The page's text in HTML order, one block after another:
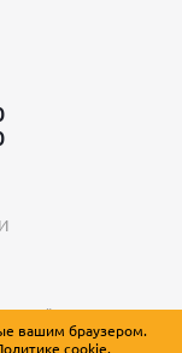
характер и не
Статьи 437
вашим браузером.
cookie.